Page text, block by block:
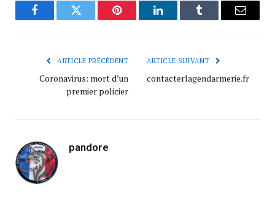
FacebookTwitter Pinterest LinkedInTumblr
ARTICLE PRÉCÉDENT
Coronavirus: mort d’un
premier policier
ARTICLE SUIVANT
contacterlagendarmerie.fr
pandore